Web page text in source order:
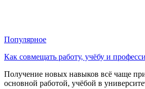
Популярное
Как совмещать работу, учёбу и
Получение новых навыков всё чаще
основной работой, учёбой в